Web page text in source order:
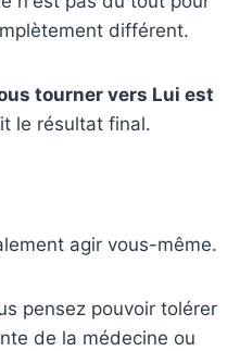
différent.
tourner vers Lui est
le résultat final.
agir vous-même.
pensez pouvoir tolérer
de la médecine ou